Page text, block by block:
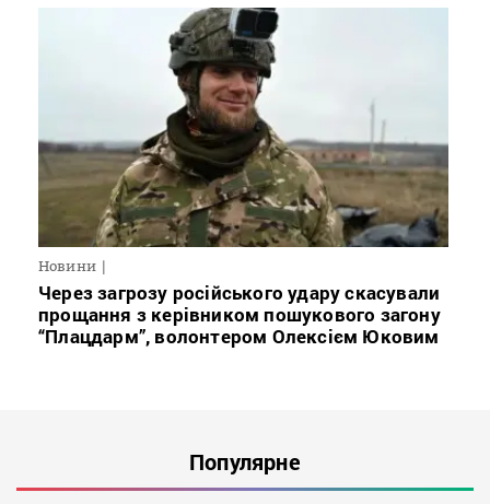
Новини
Через загрозу російського удару скасували
прощання з керівником пошукового загону
“Плацдарм”, волонтером Олексієм Юковим
Популярне